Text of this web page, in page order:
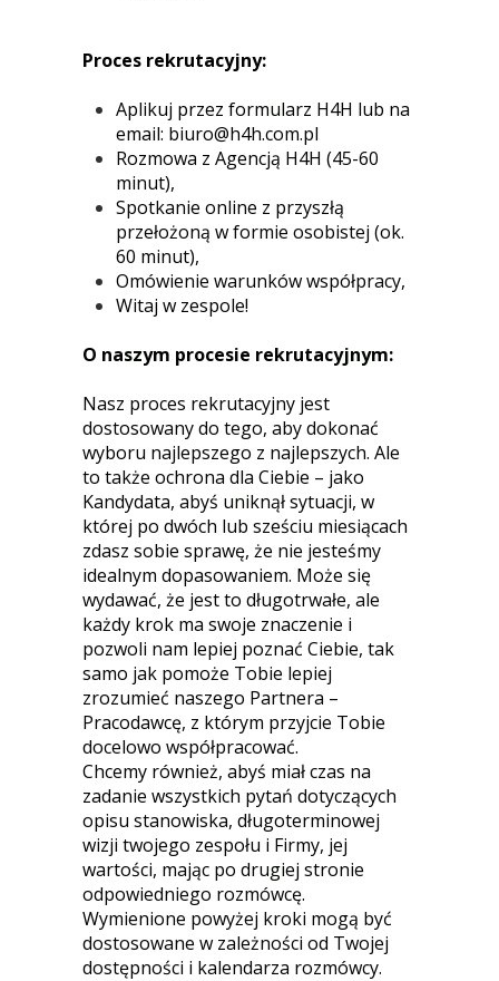
Proces rekrutacyjny:
Aplikuj przez formularz H4H lub na
email: biuro@h4h.com.pl
Rozmowa z Agencją H4H (45-60
minut),
Spotkanie online z przyszłą
przełożoną w formie osobistej (ok.
60 minut),
Omówienie warunków współpracy,
Witaj w zespole!
O naszym procesie rekrutacyjnym:
Nasz proces rekrutacyjny jest
dostosowany do tego, aby dokonać
wyboru najlepszego z najlepszych. Ale
to także ochrona dla Ciebie – jako
Kandydata, abyś uniknął sytuacji, w
której po dwóch lub sześciu miesiącach
zdasz sobie sprawę, że nie jesteśmy
idealnym dopasowaniem. Może się
wydawać, że jest to długotrwałe, ale
każdy krok ma swoje znaczenie i
pozwoli nam lepiej poznać Ciebie, tak
samo jak pomoże Tobie lepiej
zrozumieć naszego Partnera –
Pracodawcę, z którym przyjcie Tobie
docelowo współpracować.
Chcemy również, abyś miał czas na
zadanie wszystkich pytań dotyczących
opisu stanowiska, długoterminowej
wizji twojego zespołu i Firmy, jej
wartości, mając po drugiej stronie
odpowiedniego rozmówcę.
Wymienione powyżej kroki mogą być
dostosowane w zależności od Twojej
dostępności i kalendarza rozmówcy.